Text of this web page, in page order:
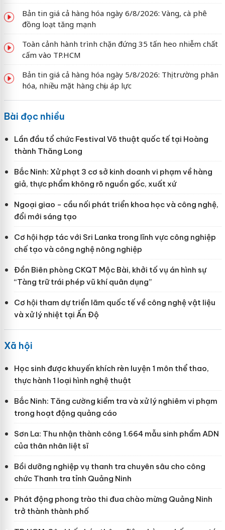
Bản tin giá cả hàng hóa ngày 6/8/2026: Vàng, cà phê
đồng loạt tăng mạnh
Toàn cảnh hành trình chặn đứng 35 tấn heo nhiễm chất
cấm vào TP.HCM
Bản tin giá cả hàng hóa ngày 5/8/2026: Thị trường phân
hóa, nhiều mặt hàng chịu áp lực
Bài đọc nhiều
Lần đầu tổ chức Festival Võ thuật quốc tế tại Hoàng
thành Thăng Long
Bắc Ninh: Xử phạt 3 cơ sở kinh doanh vi phạm về hàng
giả, thực phẩm không rõ nguồn gốc, xuất xứ
Ngoại giao - cầu nối phát triển khoa học và công nghệ,
đổi mới sáng tạo
Cơ hội hợp tác với Sri Lanka trong lĩnh vực công nghiệp
chế tạo và công nghệ nông nghiệp
Đồn Biên phòng CKQT Mộc Bài, khởi tố vụ án hình sự
“Tàng trữ trái phép vũ khí quân dụng”
Cơ hội tham dự triển lãm quốc tế về công nghệ vật liệu
và xử lý nhiệt tại Ấn Độ
Xã hội
Học sinh được khuyến khích rèn luyện 1 môn thể thao,
thực hành 1 loại hình nghệ thuật
Bắc Ninh: Tăng cường kiểm tra và xử lý nghiêm vi phạm
trong hoạt động quảng cáo
Sơn La: Thu nhận thành công 1.664 mẫu sinh phẩm ADN
của thân nhân liệt sĩ
Bồi dưỡng nghiệp vụ thanh tra chuyên sâu cho công
chức Thanh tra tỉnh Quảng Ninh
Phát động phong trào thi đua chào mừng Quảng Ninh
trở thành thành phố